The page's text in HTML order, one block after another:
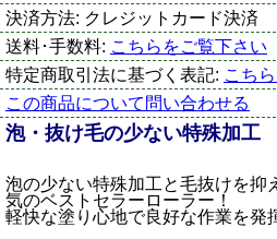
決済方法: クレジットカード決済
送料･手数料: こちらをご覧下さい
特定商取引法に基づく表記: こち
この商品について問い合わせる
泡・抜け毛の少ない特殊加工
泡の少ない特殊加工と毛抜けを抑
気のベストセラーローラー！
軽快な塗り心地で良好な作業を発